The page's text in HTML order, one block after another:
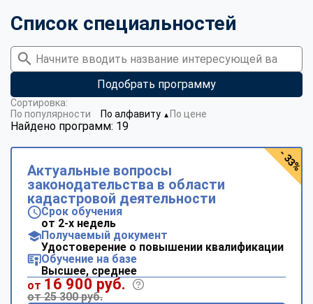
Список специальностей
Подобрать программу
Найдено программ: 19
Сортировка:
По популярности
По алфавиту ▼ По цене
Актуальные вопросы
законодательства в области
кадастровой деятельности
Срок обучения
от 2-х недель
Получаемый документ
Удостоверение о повышении квалификации
Обучение на базе
Высшее, среднее
от 16 900 руб.
от 25 300 руб.
- 33%